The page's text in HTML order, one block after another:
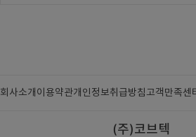
회사소개이용약관개인정보취급방침고객만족센
(주)코브텍